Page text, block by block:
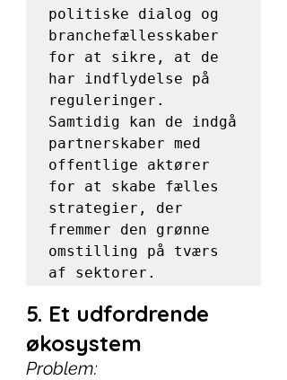
politiske dialog og
branchefællesskaber
for at sikre, at de
har indflydelse på
reguleringer.
Samtidig kan de indgå
partnerskaber med
offentlige aktører
for at skabe fælles
strategier, der
fremmer den grønne
omstilling på tværs
af sektorer.
5. Et udfordrende
økosystem
Problem: